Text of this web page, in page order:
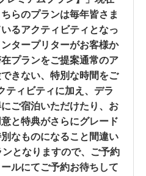
らのプランは毎年皆さま
るアクティビティとなっ
タープリターがお客様か
プランをご提案通常のア
きない、特別な時間をご
ティビティに加え、デラ
ご宿泊いただけたり、お
と特典がさらにグレード
なものになること間違い
となりますので、ご予約
ルにてご予約お待ちして